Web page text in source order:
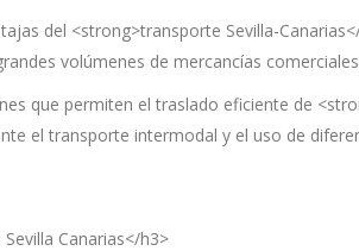
del <strong>transporte Sevilla-
volúmenes de mercancías
que permiten el traslado eficiente de
el transporte intermodal y el uso de
Canarias</h3>